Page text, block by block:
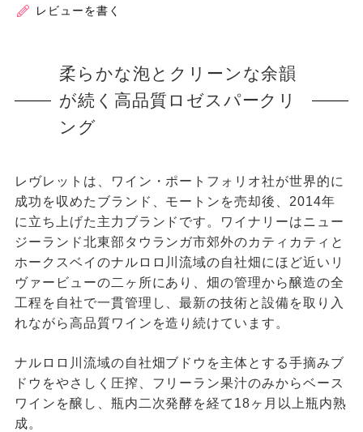
レビューを書く
柔らかな泡とクリーンな余韻
が続く高品質ロゼスパークリ
ング
レヴレットは、ワイン・ポートフォリオ社が世界的に
成功を収めたブランド、モートンを売却後、2014年
に⽴ち上げた主⼒ブランドです。ワイナリーはニュー
ジーランド北東部タウランガ市郊外のカティカティと
ホークスベイのナルロロ川流域の自社畑にほど近いリ
ヴァービューの二ヶ所にあり、畑の管理から醸造の全
⼯程を自社で一貫管理し、最新の技術と設備を取り⼊
れながら⾼品質ワインを造り続けています。
ナルロロ川流域の自社畑ブドウを主体とする手摘みブ
ドウをやさしく圧搾、フリーラン果汁のみからベース
ワインを醸し、瓶内二次発酵を経て18ヶ月以上瓶内熟
成。